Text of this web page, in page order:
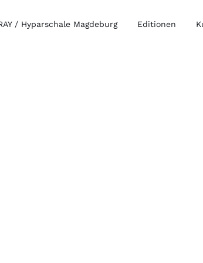
/ Hyparschale Magdeburg Editionen